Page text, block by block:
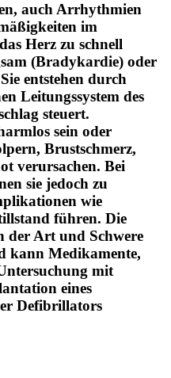
auch Arrhythmien
im
Herz zu schnell
(Bradykardie) oder
entstehen durch
Leitungssystem des
steuert.
sein oder
Brustschmerz,
verursachen. Bei
sie jedoch zu
wie
führen. Die
der Art und Schwere
kann Medikamente,
mit
eines
Defibrillators